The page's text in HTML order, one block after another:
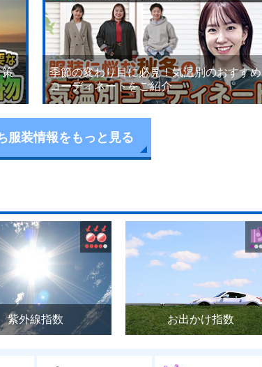
季節の変わり目に必見！気温別のおすすめ
コーディネートをご紹介
服装情報をもっと見る
紫外線指数 お出かけ指数